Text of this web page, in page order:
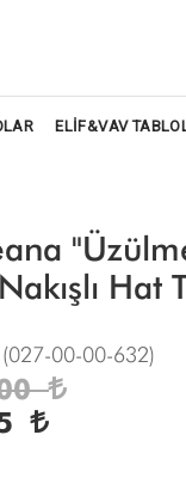
ELİF&VAV
Hat
(027-00-00-632)